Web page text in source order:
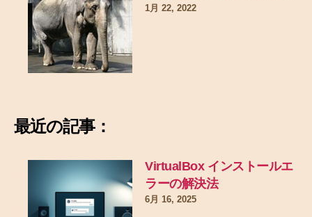
1月 22, 2022
最近の記事：
VirtualBox インストールエ
ラーの解決法
6月 16, 2025